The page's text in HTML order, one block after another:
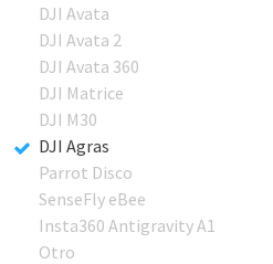
DJI Avata
DJI Avata 2
DJI Avata 360
DJI Matrice
DJI M30
DJI Agras
Parrot Disco
SenseFly eBee
Insta360 Antigravity A1
Otro